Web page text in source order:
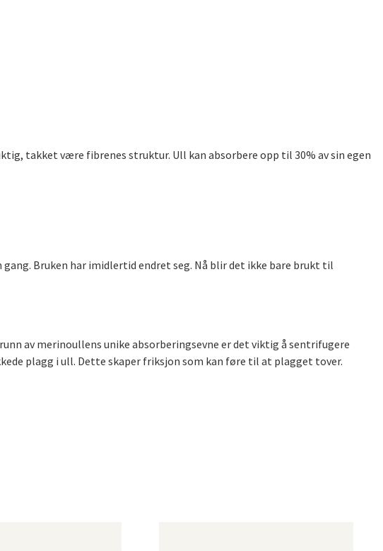
takket være fibrenes struktur. Ull kan absorbere opp til 30% av sin egen
Bruken har imidlertid endret seg. Nå blir det ikke bare brukt til
av merinoullens unike absorberingsevne er det viktig å sentrifugere
plagg i ull. Dette skaper friksjon som kan føre til at plagget tover.